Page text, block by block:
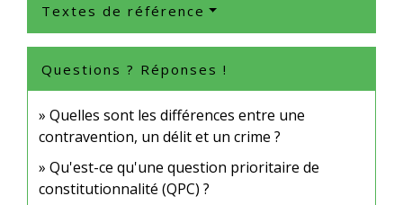
Textes de référence
Questions ? Réponses !
Quelles sont les différences entre une
contravention, un délit et un crime ?
Qu'est-ce qu'une question prioritaire de
constitutionnalité (QPC) ?